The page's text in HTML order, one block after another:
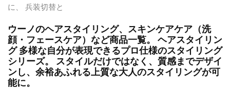
に、 兵装切替と
ウーノのヘアスタイリング、スキンケアケア（洗
顔・フェースケア）など商品一覧。 ヘアスタイリン
グ 多様な自分が表現できるプロ仕様のスタイリング
シリーズ。 スタイルだけではなく、質感までデザイ
ンし、余裕あふれる上質な大人のスタイリングが可
能に。